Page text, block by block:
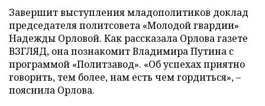
Завершит выступления младополитиков доклад
председателя политсовета «Молодой гвардии»
Надежды Орловой. Как рассказала Орлова газете
ВЗГЛЯД, она познакомит Владимира Путина с
программой «Политзавод». «Об успехах приятно
говорить, тем более, нам есть чем гордиться», –
пояснила Орлова.